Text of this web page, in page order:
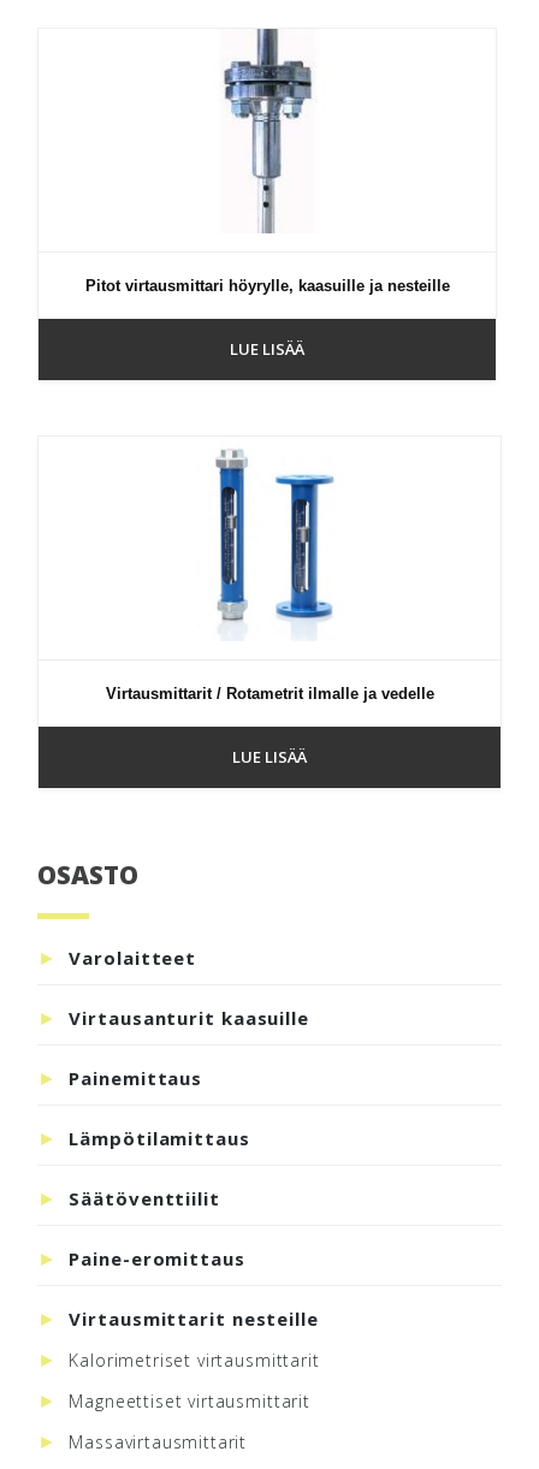
Pitot virtausmittari höyrylle, kaasuille ja nesteille
LUE LISÄÄ
Virtausmittarit / Rotametrit ilmalle ja vedelle
LUE LISÄÄ
Ensisijainen
sivupalkki
OSASTO
Varolaitteet
Virtausanturit kaasuille
Painemittaus
Lämpötilamittaus
Säätöventtiilit
Paine-eromittaus
Virtausmittarit nesteille
Kalorimetriset virtausmittarit
Magneettiset virtausmittarit
Massavirtausmittarit